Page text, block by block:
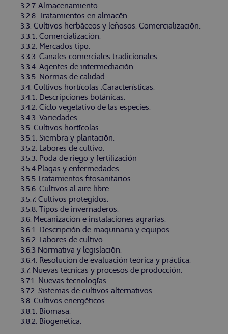
3.2.7. Almacenamiento.
3.2.8. Tratamientos en almacén.
3.3. Cultivos herbáceos y leñosos. Comercialización.
3.3.1. Comercialización.
3.3.2. Mercados tipo.
3.3.3. Canales comerciales tradicionales.
3.3.4. Agentes de intermediación.
3.3.5. Normas de calidad.
3.4. Cultivos hortícolas .Características.
3.4.1. Descripciones botánicas.
3.4.2. Ciclo vegetativo de las especies.
3.4.3. Variedades.
3.5. Cultivos hortícolas.
3.5.1. Siembra y plantación.
3.5.2. Labores de cultivo.
3.5.3. Poda de riego y fertilización
3.5.4 Plagas y enfermedades
3.5.5 Tratamientos fitosanitarios.
3.5.6. Cultivos al aire libre.
3.5.7. Cultivos protegidos.
3.5.8. Tipos de invernaderos.
3.6. Mecanización e instalaciones agrarias.
3.6.1. Descripción de maquinaria y equipos.
3.6.2. Labores de cultivo.
3.6.3 Normativa y legislación.
3.6.4. Resolución de evaluación teórica y práctica.
3.7. Nuevas técnicas y procesos de producción.
3.7.1. Nuevas tecnologías.
3.7.2. Sistemas de cultivos alternativos.
3.8. Cultivos energéticos.
3.8.1. Biomasa.
3.8.2. Biogenética.